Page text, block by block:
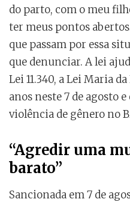
do parto, com o meu
ter meus pontos
que passam por essa
que denunciar. A lei
Lei 11.340, a Lei Maria
anos neste 7 de agosto
violência de gênero no
“Agredir uma
barato”
Sancionada em 7 de